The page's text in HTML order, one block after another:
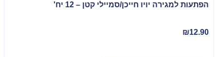
הפתעות למגירה יויו חייכן/סמיילי קטן – 12 יח'
₪12.90